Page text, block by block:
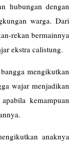
hubungan dengan
warga. Dari
rekan bermainnya
ekstra calistung.
mengikutkan
wajar menjadikan
kemampuan
anaknya